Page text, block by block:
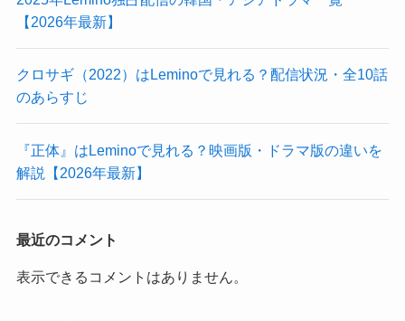
【2026年最新】
クロサギ（2022）はLeminoで見れる？配信状況・全10話
のあらすじ
『正体』はLeminoで見れる？映画版・ドラマ版の違いを
解説【2026年最新】
最近のコメント
表示できるコメントはありません。